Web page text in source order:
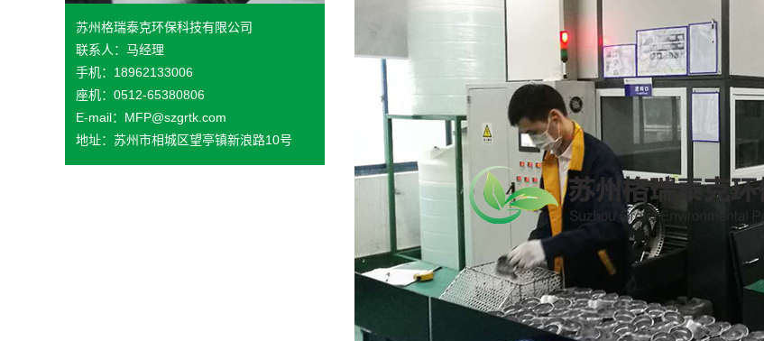
苏州格瑞泰克环保科技有限公司
联系人：马经理
手机：18962133006
座机：0512-65380806
E-mail：MFP@szgrtk.com
地址：苏州市相城区望亭镇新浪路10号